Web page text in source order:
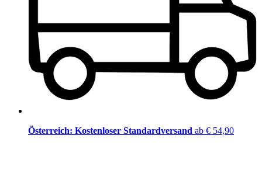
Österreich: Kostenloser Standardversand ab € 54,90